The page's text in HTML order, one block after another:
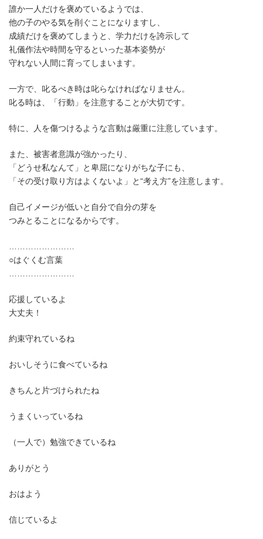
誰か一人だけを褒めているようでは、
他の子のやる気を削ぐことになりますし、
成績だけを褒めてしまうと、学力だけを誇示して
礼儀作法や時間を守るといった基本姿勢が
守れない人間に育ってしまいます。
一方で、叱るべき時は叱らなければなりません。
叱る時は、「行動」を注意することが大切です。
特に、人を傷つけるような言動は厳重に注意しています。
また、被害者意識が強かったり、
「どうせ私なんて」と卑屈になりがちな子にも、
「その受け取り方はよくないよ」と“考え方”を注意します。
自己イメージが低いと自分で自分の芽を
つみとることになるからです。
……………………
○はぐくむ言葉
……………………
応援しているよ
大丈夫！
約束守れているね
おいしそうに食べているね
きちんと片づけられたね
うまくいっているね
（一人で）勉強できているね
ありがとう
おはよう
信じているよ